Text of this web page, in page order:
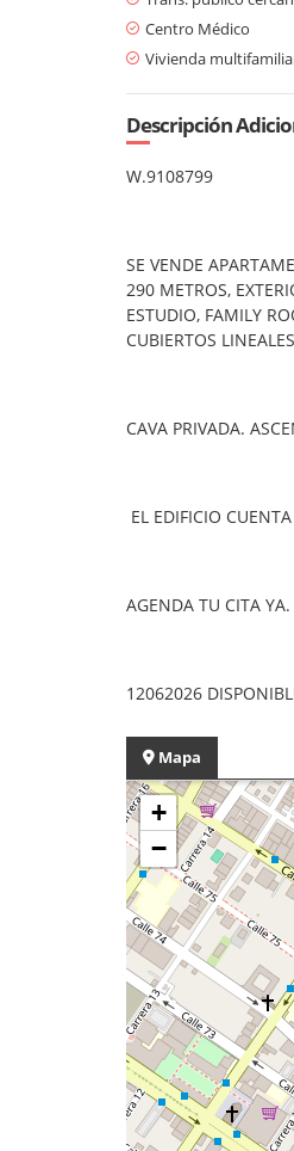
Centro Médico
Vivienda
Descripción
W.9108799
SE VENDE
290 METROS,
ESTUDIO, FAMILY
CUBIERTOS
CAVA PRIVADA.
EL EDIFICIO
AGENDA TU CITA YA.
12062026
Mapa
+
−